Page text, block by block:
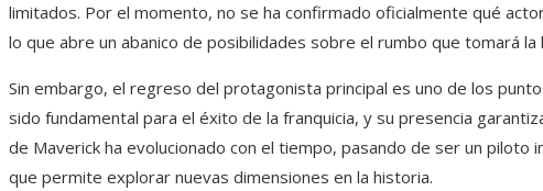
limitados. Por el momento, no se ha confirmado oficialmente qué
lo que abre un abanico de posibilidades sobre el rumbo que tomará la
Sin embargo, el regreso del protagonista principal es uno de los
sido fundamental para el éxito de la franquicia, y su presencia
de Maverick ha evolucionado con el tiempo, pasando de ser un piloto
que permite explorar nuevas dimensiones en la historia.